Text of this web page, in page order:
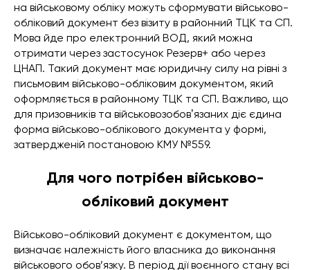
на військовому обліку можуть сформувати військово-
обліковий документ без візиту в районний ТЦК та СП.
Мова йде про електронний ВОД, який можна
отримати через застосунок Резерв+ або через
ЦНАП. Такий документ має юридичну силу на рівні з
письмовим військово-обліковим документом, який
оформляється в районному ТЦК та СП. Важливо, що
для призовників та військовозобовʼязаних діє єдина
форма військово-облікового документа у формі,
затвердженій постановою КМУ №559.
Для чого потрібен військово-
обліковий документ
Військово-обліковий документ є документом, що
визначає належність його власника до виконання
військового обов’язку. В період дії воєнного стану всі